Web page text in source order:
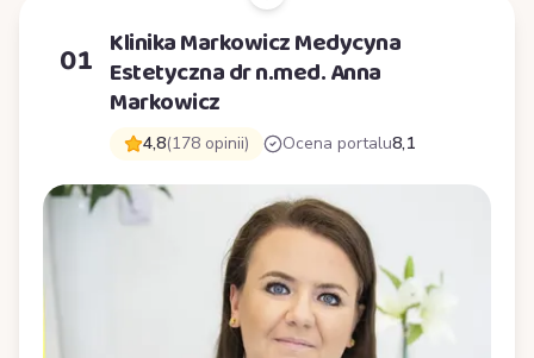
01 Klinika Markowicz Medycyna
Estetyczna dr n.med. Anna
Markowicz
4,8(178 opinii) Ocena portalu8,1